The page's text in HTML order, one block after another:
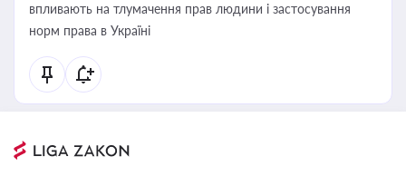
впливають на тлумачення прав людини і застосування
норм права в Україні